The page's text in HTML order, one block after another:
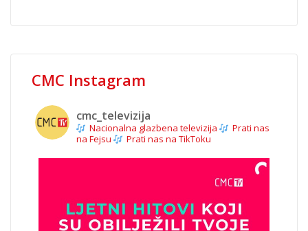
CMC Instagram
cmc_televizija
Nacionalna glazbena televizija
Prati nas
na Fejsu
Prati nas na TikToku